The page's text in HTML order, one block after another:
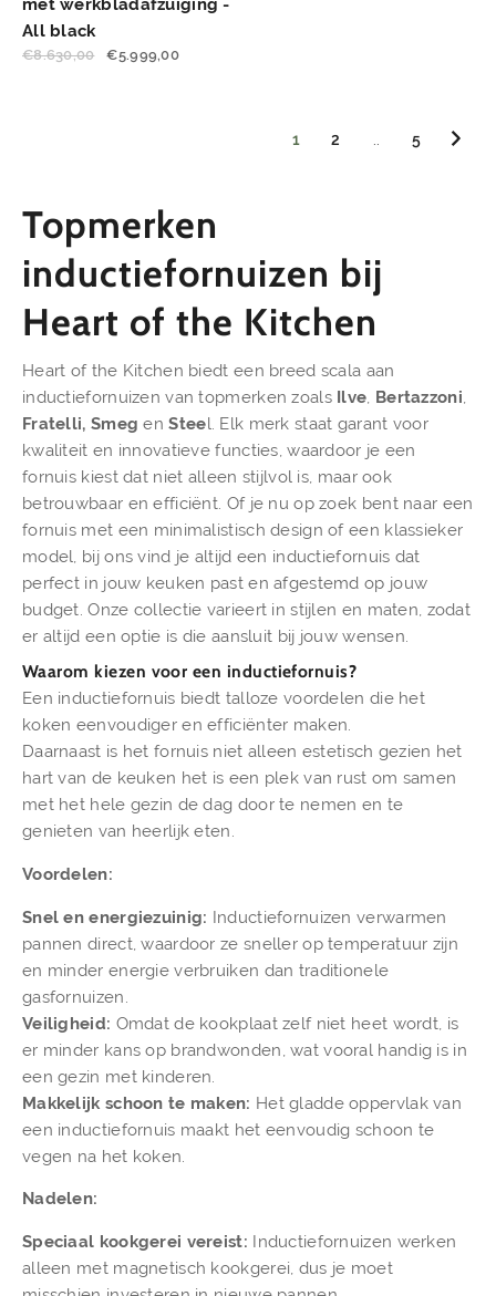
met werkbladafzuiging -
All black
€8.630,00 €5.999,00
1 2 5
Topmerken
inductiefornuizen bij
Heart of the Kitchen
Heart of the Kitchen biedt een breed scala aan
inductiefornuizen van topmerken zoals Ilve Bertazzoni
Fratelli, Smeg enSteel. Elk merk staat garant voor
kwaliteit en innovatieve functies, waardoor je een
fornuis kiest dat niet alleen stijlvol is, maar ook
betrouwbaar en efficiënt. Of je nu op zoek bent naar een
fornuis met een minimalistisch design of een klassieker
model, bij ons vind je altijd een inductiefornuis dat
perfect in jouw keuken past en afgestemd op jouw
budget. Onze collectie varieert in stijlen en maten, zodat
er altijd een optie is die aansluit bij jouw wensen.
Waarom kiezen voor een inductiefornuis?
Een inductiefornuis biedt talloze voordelen die het
koken eenvoudiger en efficiënter maken.
Daarnaast is het fornuis niet alleen estetisch gezien het
hart van de keuken het is een plek van rust om samen
met het hele gezin de dag door te nemen en te
genieten van heerlijk eten.
Voordelen:
Snel en energiezuinig: Inductiefornuizen verwarmen
pannen direct, waardoor ze sneller op temperatuur zijn
en minder energie verbruiken dan traditionele
gasfornuizen.
Veiligheid: Omdat de kookplaat zelf niet heet wordt, is
er minder kans op brandwonden, wat vooral handig is in
een gezin met kinderen.
Makkelijk schoon te maken: Het gladde oppervlak van
een inductiefornuis maakt het eenvoudig schoon te
vegen na het koken.
Nadelen:
Speciaal kookgerei vereist: Inductiefornuizen werken
alleen met magnetisch kookgerei, dus je moet